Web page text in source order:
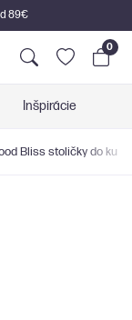
89€
0
Inšpirácie
Bliss stoličky do